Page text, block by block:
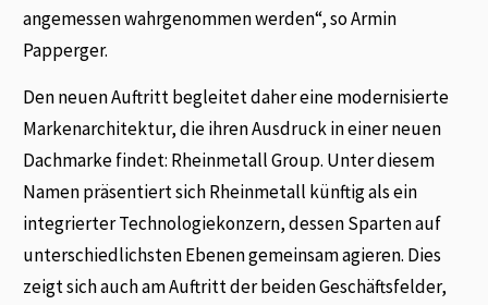
angemessen wahrgenommen werden“, so Armin
Papperger.
Den neuen Auftritt begleitet daher eine modernisierte
Markenarchitektur, die ihren Ausdruck in einer neuen
Dachmarke findet: Rheinmetall Group. Unter diesem
Namen präsentiert sich Rheinmetall künftig als ein
integrierter Technologiekonzern, dessen Sparten auf
unterschiedlichsten Ebenen gemeinsam agieren. Dies
zeigt sich auch am Auftritt der beiden Geschäftsfelder,